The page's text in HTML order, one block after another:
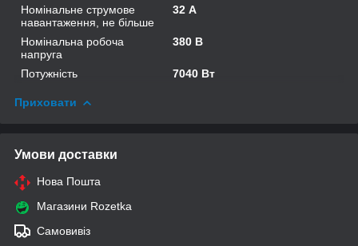
Номінальне струмове
навантаження, не більше
32 А
Номінальна робоча
напруга
380 В
Потужність 7040 Вт
Приховати
Умови доставки
Нова Пошта
Магазини Rozetka
Самовивіз